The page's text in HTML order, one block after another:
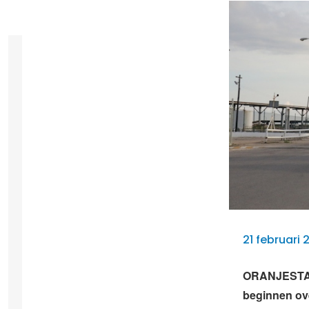
21 februari
beginnen